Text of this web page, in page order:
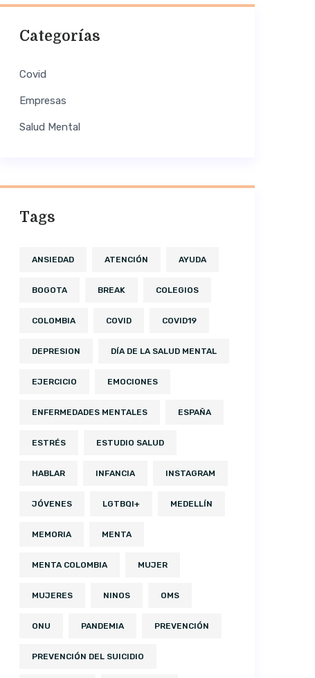
Categorías
Covid
Empresas
Salud Mental
Tags
ANSIEDAD ATENCIÓN AYUDA
BOGOTA BREAK COLEGIOS
COLOMBIA COVID COVID19
DEPRESION DÍA DE LA SALUD MENTAL
EJERCICIO EMOCIONES
ENFERMEDADES MENTALES ESPAÑA
ESTRÉS ESTUDIO SALUD
HABLAR INFANCIA INSTAGRAM
JÓVENES LGTBQI+ MEDELLÍN
MEMORIA MENTA
MENTA COLOMBIA MUJER
MUJERES NINOS OMS
ONU PANDEMIA PREVENCIÓN
PREVENCIÓN DEL SUICIDIO